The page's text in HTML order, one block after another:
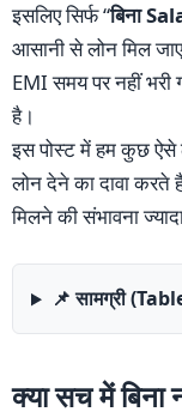
इसलिए सिर्फ “बिना
आसानी से लोन मिल
EMI समय पर नहीं
है।
इस पोस्ट में हम कुछ ऐसे
लोन देने का दावा करते
मिलने की संभावना
📌 सामग्री
क्या सच में बिना